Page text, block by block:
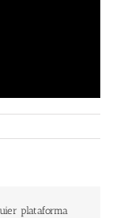
plataforma